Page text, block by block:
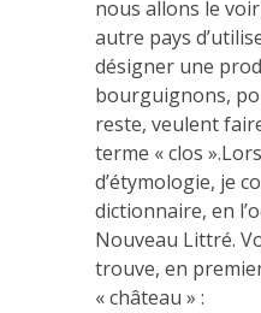
nous allons le
autre pays
désigner une
bourguignons,
reste, veulent
terme « clos ».
d’étymologie, je
dictionnaire, en
Nouveau Littré.
trouve, en
« château » :